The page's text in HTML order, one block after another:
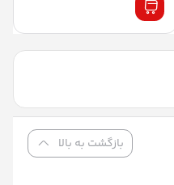
بازگشت به بالا